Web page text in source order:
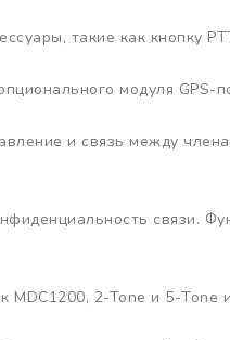
такие как кнопку
модуля GPS-
и связь между
связи.
2-Tone и 5-Tone